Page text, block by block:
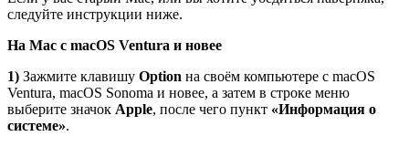
следуйте инструкции ниже.
На Mac с macOS Ventura и новее
1) Зажмите клавишу Option на своём компьютере с macOS
Ventura, macOS Sonoma и новее, а затем в строке меню
выберите значок Apple, после чего пункт «Информация о
системе».